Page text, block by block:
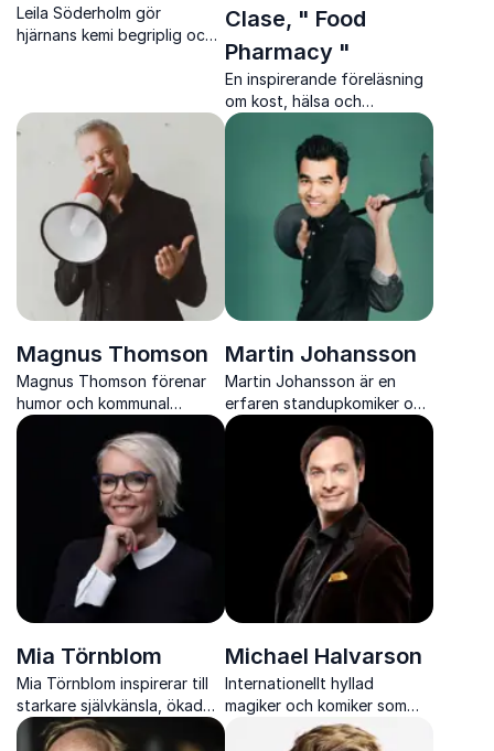
Leila Söderholm gör
hjärnans kemi begriplig och
Clase, " Food
Pharmacy "
En inspirerande föreläsning
om kost, hälsa och
forskning med Food
Pharmacy-duon Lina Nertby
och Mia Clase.
Magnus Thomson
Magnus Thomson förenar
humor och kommunal
verklighet i föreläsningar
som inspirerar till att våga
tänka nytt och samarbeta
Martin Johansson
Martin Johansson är en
erfaren standupkomiker och
konferencier som
kombinerar humor,
scennärvaro och struktur
för ett event som flyter
Mia Törnblom
Mia Törnblom inspirerar till
starkare självkänsla, ökad
motivation och bättre
Michael Halvarson
Internationellt hyllad
magiker och komiker som
kombinerar humor, illusioner